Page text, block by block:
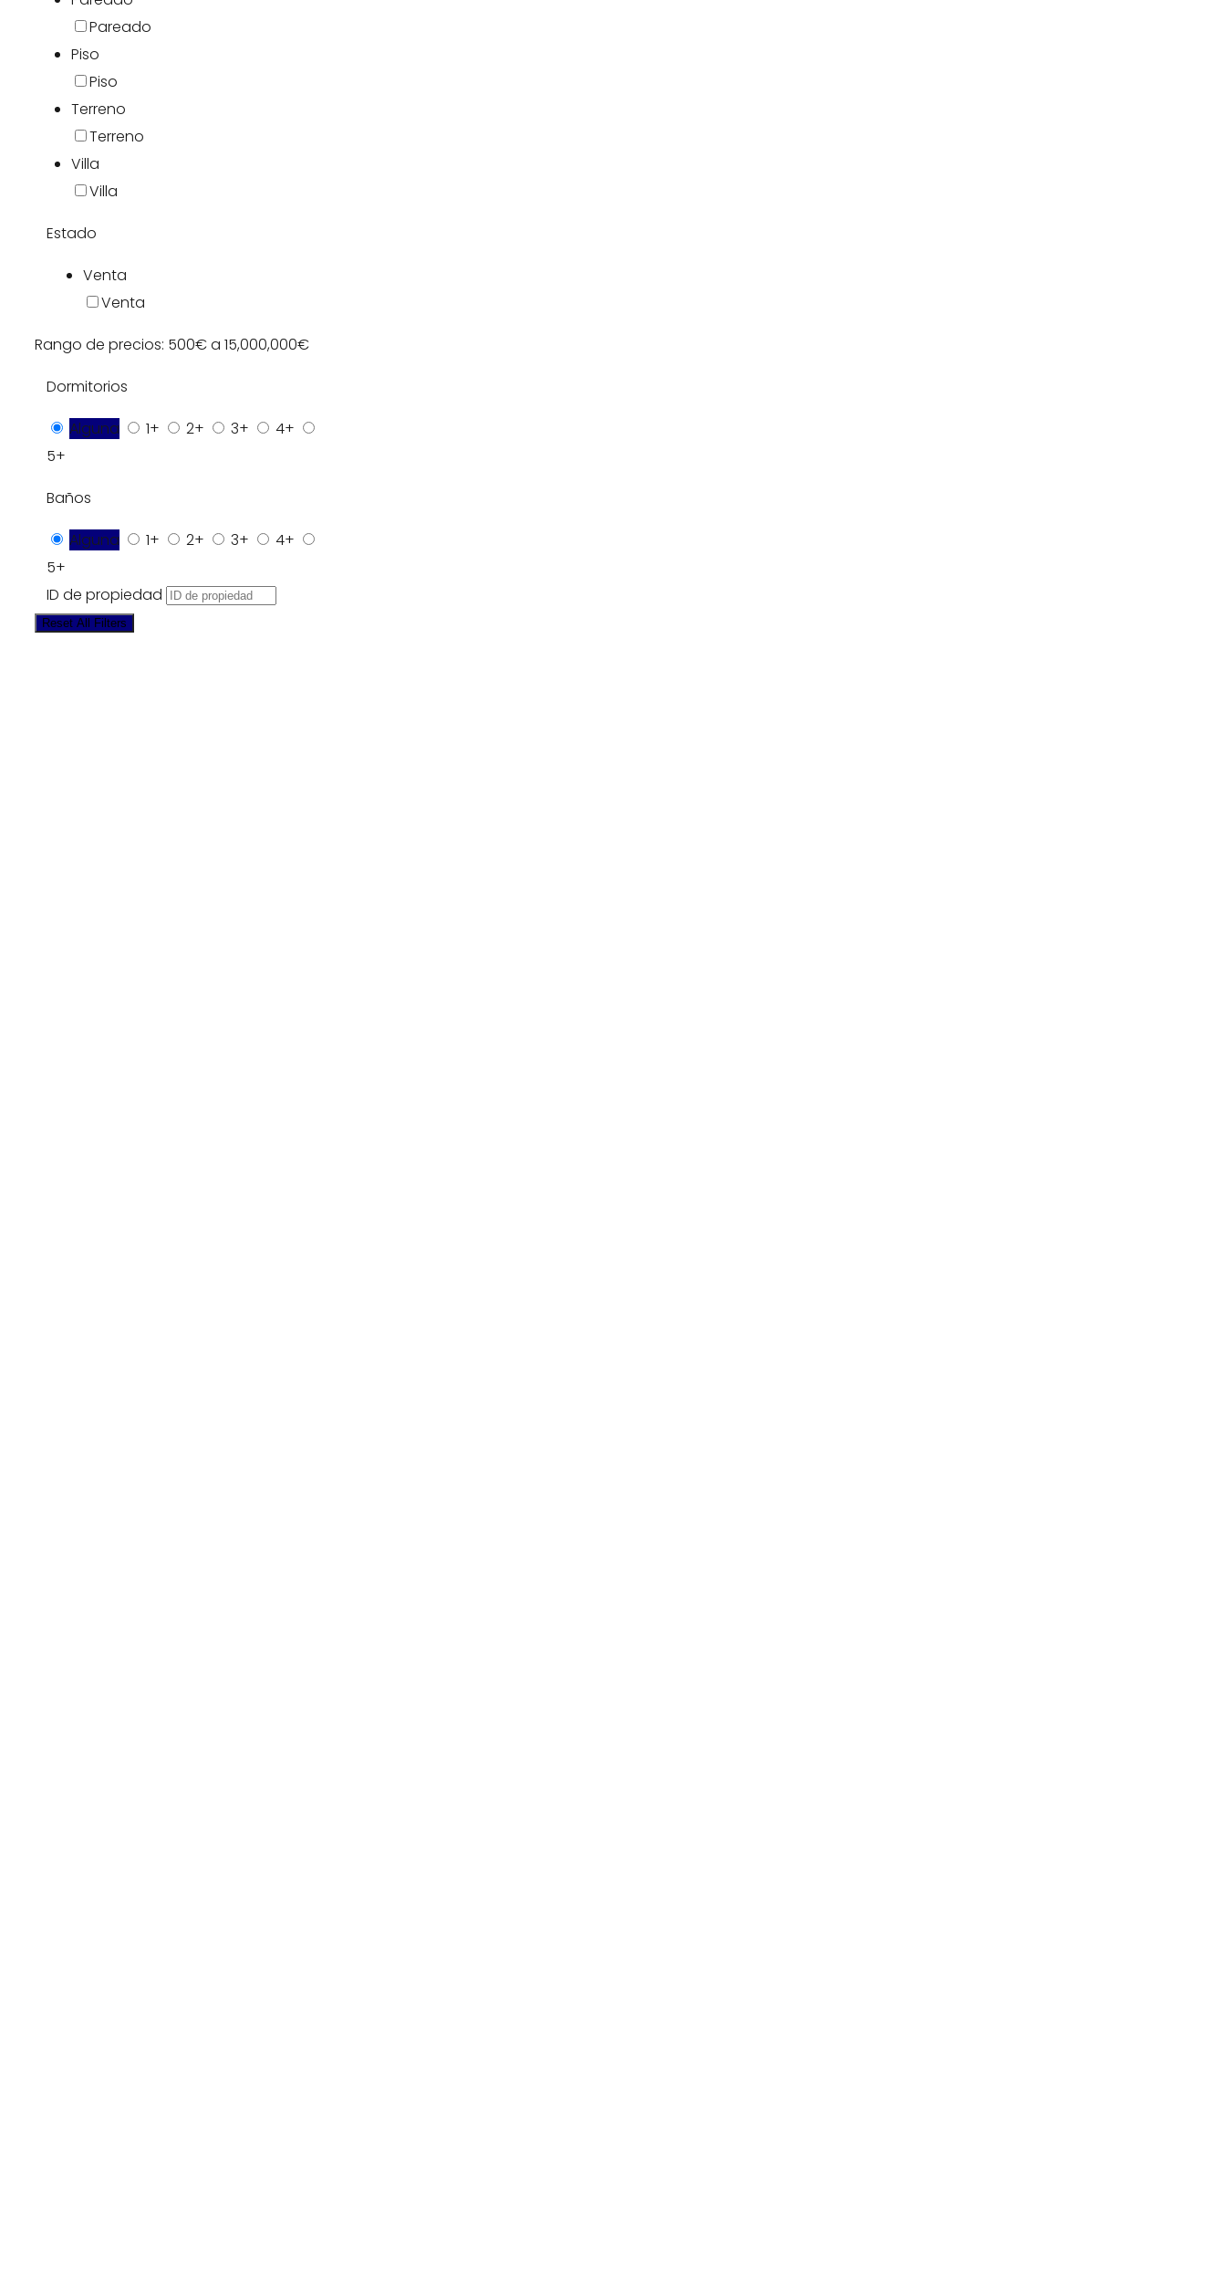
Pareado
Piso
Piso
Terreno
Terreno
Villa
Villa
Estado
Venta
Venta
Rango de precios: 500€a 15,000,000€
Dormitorios
Alguna
1+ 2+ 3+
4+
5+
Baños
Alguna
1+ 2+ 3+
4+
5+
ID de propiedad
Reset All Filters